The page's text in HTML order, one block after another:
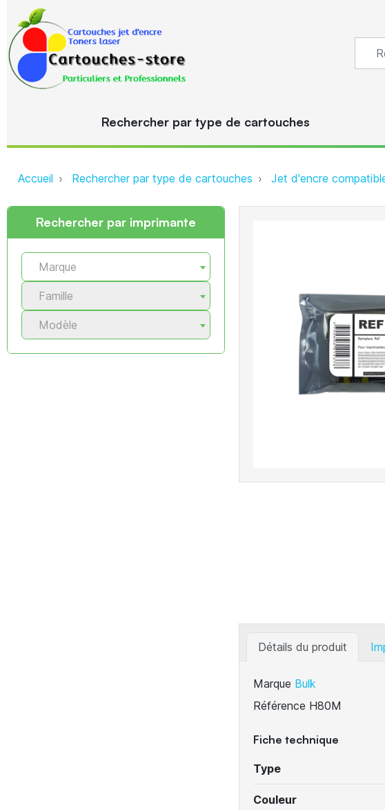
Rechercher par type de cartouches
Accueil Rechercher par type de cartouches Jet d'encre
Rechercher par imprimante
Marque
Famille
Modèle
Détails du produit
Marque Bulk
Référence H80M
Fiche technique
Type
Couleur